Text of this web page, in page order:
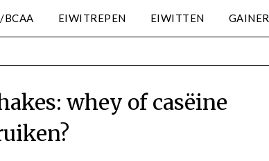
BCAA EIWITREPEN EIWITTEN GAINER
whey of casëine